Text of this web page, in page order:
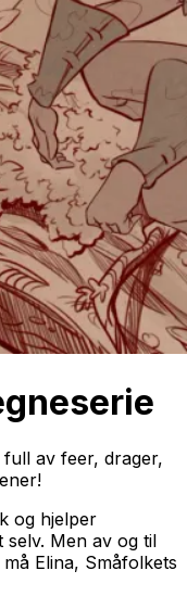
av feer, drager,
og hjelper
selv. Men av og til
Elina, Småfolkets